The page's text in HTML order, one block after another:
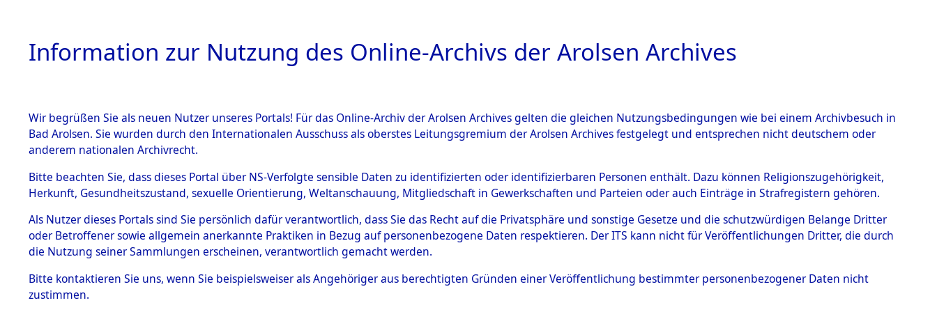
HOME BESTANDSBESCHREIBUNG PERSONENINDEX PERSON
BESTÄNDE
Inhaftierungsdoku
mente
1.2.9 Beim ITS
verwahrte
1.2.9.1
Effekten aus
12AktenfürUNBEKANNT
UNBEKANNT
Information zur Nutzung des Online-Archivs der Arolsen Archives
Wir begrüßen Sie als neuen Nutzer unseres Portals! Für das Online-Archiv der Arolsen Archives gelten die gleichen Nutzungsbedingungen wie bei einem Archivbesuch in
Bad Arolsen. Sie wurden durch den Internationalen Ausschuss als oberstes Leitungsgremium der Arolsen Archives festgelegt und entsprechen nicht deutschem oder
anderem nationalen Archivrecht.
Bitte beachten Sie, dass dieses Portal über NS-Verfolgte sensible Daten zu identifizierten oder identifizierbaren Personen enthält. Dazu können Religionszugehörigkeit,
Herkunft, Gesundheitszustand, sexuelle Orientierung, Weltanschauung, Mitgliedschaft in Gewerkschaften und Parteien oder auch Einträge in Strafregistern gehören.
Als Nutzer dieses Portals sind Sie persönlich dafür verantwortlich, dass Sie das Recht auf die Privatsphäre und sonstige Gesetze und die schutzwürdigen Belange Dritter
oder Betroffener sowie allgemein anerkannte Praktiken in Bezug auf personenbezogene Daten respektieren. Der ITS kann nicht für Veröffentlichungen Dritter, die durch
die Nutzung seiner Sammlungen erscheinen, verantwortlich gemacht werden.
Bitte kontaktieren Sie uns, wenn Sie beispielsweiser als Angehöriger aus berechtigten Gründen einer Veröffentlichung bestimmter personenbezogener Daten nicht
zustimmen.